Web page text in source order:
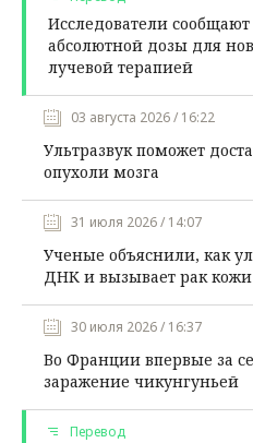
Исследователи
абсолютной дозы для
лучевой терапией
03 августа 2026 / 16:22
Ультразвук поможет
опухоли мозга
31 июля 2026 / 14:07
Ученые объяснили, как
ДНК и вызывает рак кожи
30 июля 2026 / 16:37
Во Франции впервые за
заражение чикунгуньей
Перевод